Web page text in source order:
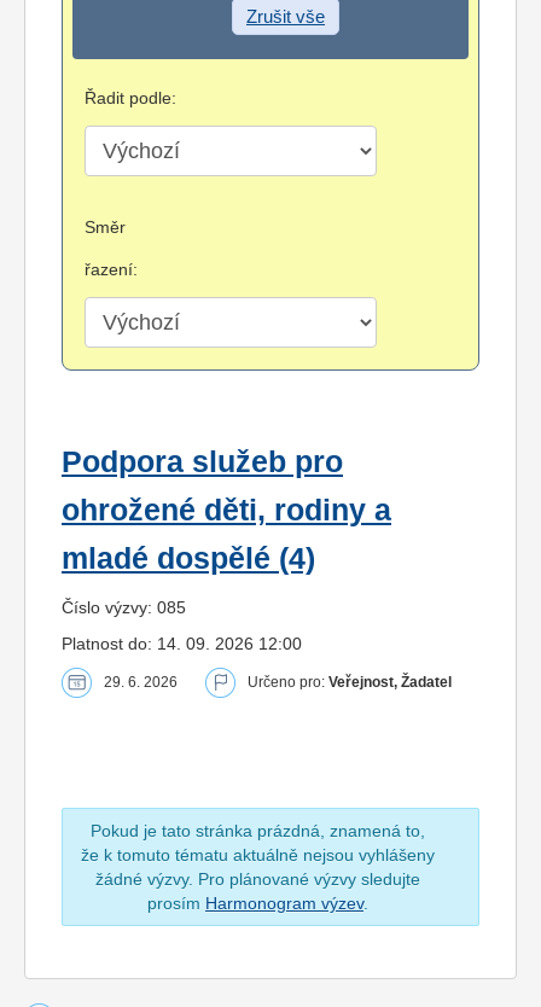
Zrušit vše
Řadit podle:
Směr
řazení:
Podpora služeb pro
ohrožené děti, rodiny a
mladé dospělé (4)
Číslo výzvy: 085
Platnost do: 14. 09. 2026 12:00
29. 6. 2026 Určeno pro: Veřejnost, Žadatel
Pokud je tato stránka prázdná, znamená to,
že k tomuto tématu aktuálně nejsou vyhlášeny
žádné výzvy. Pro plánované výzvy sledujte
prosím Harmonogram výzev.